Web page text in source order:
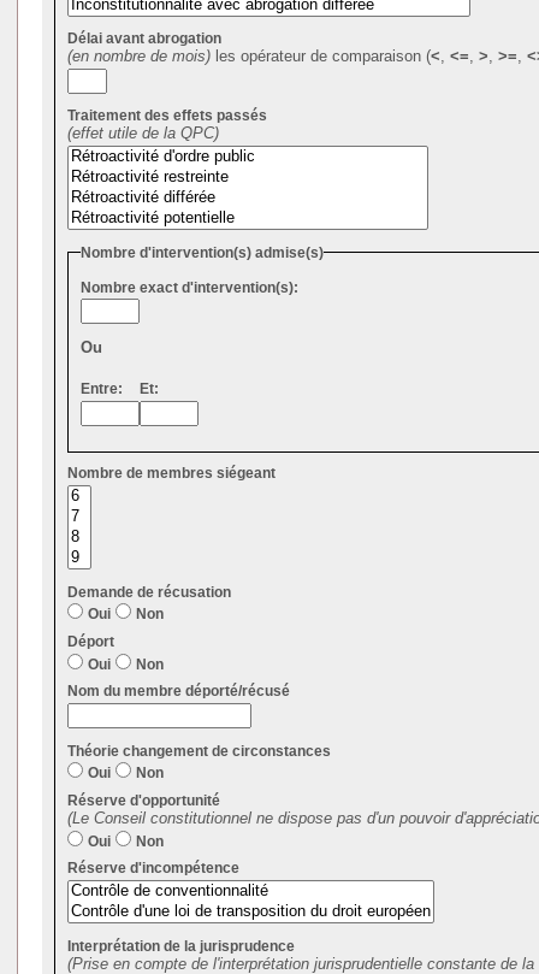
Délai avant abrogation
(en nombre de mois) les opérateur de comparaison (<, <=, >, >=,
Traitement des effets passés
(effet utile de la QPC)
Nombre d'intervention(s) admise(s)
Nombre exact d'intervention(s):
Ou
Entre: Et:
Nombre de membres siégeant
Demande de récusation
Oui
Non
Déport
Oui
Non
Nom du membre déporté/récusé
Théorie changement de circonstances
Oui
Non
Réserve d'opportunité
(Le Conseil constitutionnel ne dispose pas d'un pouvoir
Oui
Non
Réserve d'incompétence
Interprétation de la jurisprudence
(Prise en compte de l'interprétation jurisprudentielle constante de la